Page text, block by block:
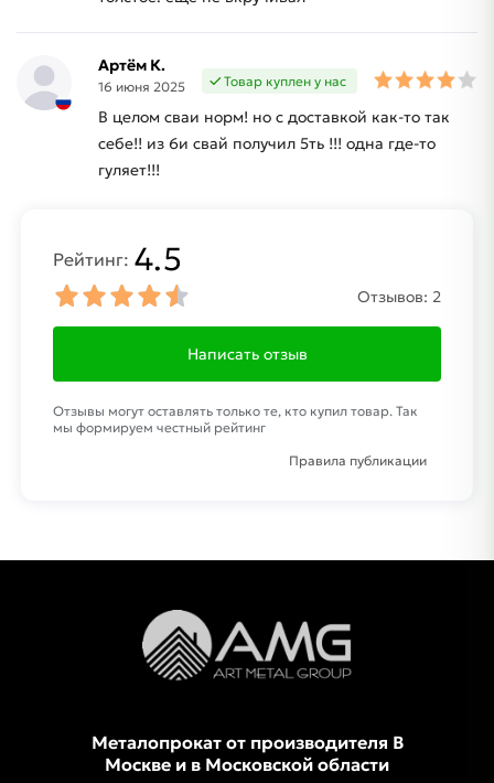
Артём К.
16 июня 2025 Товар куплен у нас
В целом сваи норм! но с доставкой как-то так
себе!! из 6и свай получил 5ть !!! одна где-то
гуляет!!!
Рейтинг: 4.5
Отзывов: 2
Написать отзыв
Отзывы могут оставлять только те, кто купил товар. Так
мы формируем честный рейтинг
Правила публикации
Металопрокат от производителя В
Москве и в Московской области